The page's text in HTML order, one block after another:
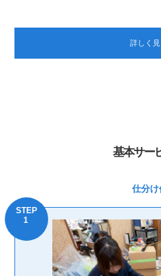
詳しく見
基本サー
仕分け